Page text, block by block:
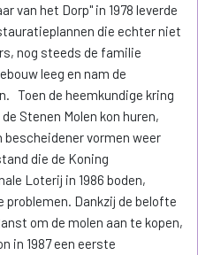
van het Dorp" in 1978 leverde
die echter niet
nog steeds de familie
leeg en nam de
Toen de heemkundige kring
Stenen Molen kon huren,
vormen weer
die de Koning
Loterij in 1986 boden,
problemen. Dankzij de belofte
om de molen aan te kopen,
in 1987 een eerste